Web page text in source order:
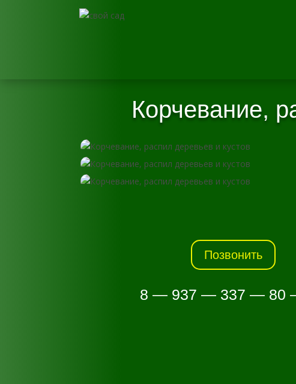
Корчевание,
Позвонить
8 — 937 — 337 — 80